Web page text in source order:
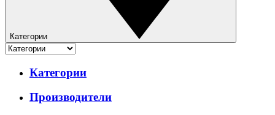
Категории
Категории
Производители